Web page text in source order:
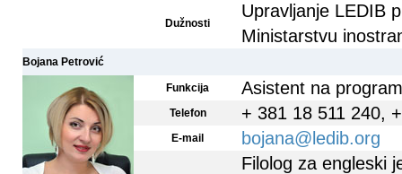
Dužnosti
Upravljanje LEDIB
Ministarstvu
Bojana Petrović
Funkcija Asistent na
Telefon + 381 18 511 240,
E-mail bojana@ledib.org
Filolog za engleski